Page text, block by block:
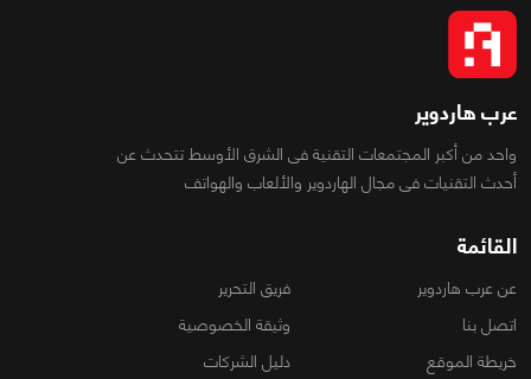
عرب هاردوير
واحد من أكبر المجتمعات التقنية فى الشرق الأوسط تتحدث عن
أحدث التقنيات فى مجال الهاردوير والألعاب والهواتف
القائمة
عن عرب هاردوير
فريق التحرير
اتصل بنا
وثيقة الخصوصية
خريطة الموقع
دليل الشركات